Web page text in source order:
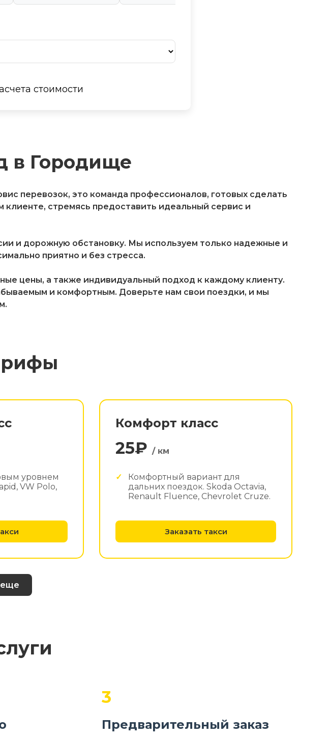
стоимости
в Городище
перевозок, это команда профессионалов, готовых сделать
стремясь предоставить идеальный сервис и
и дорожную обстановку. Мы используем только надежные и
приятно и без стресса.
цены, а также индивидуальный подход к каждому клиенту.
и комфортным. Доверьте нам свои поездки, и мы
уровнем
VW Polo,
Комфорт класс
25₽ / км
Комфортный вариант для
дальних поездок. Skoda Octavia,
Renault Fluence, Chevrolet Cruze.
Заказать такси
еще
3
Предварительный заказ